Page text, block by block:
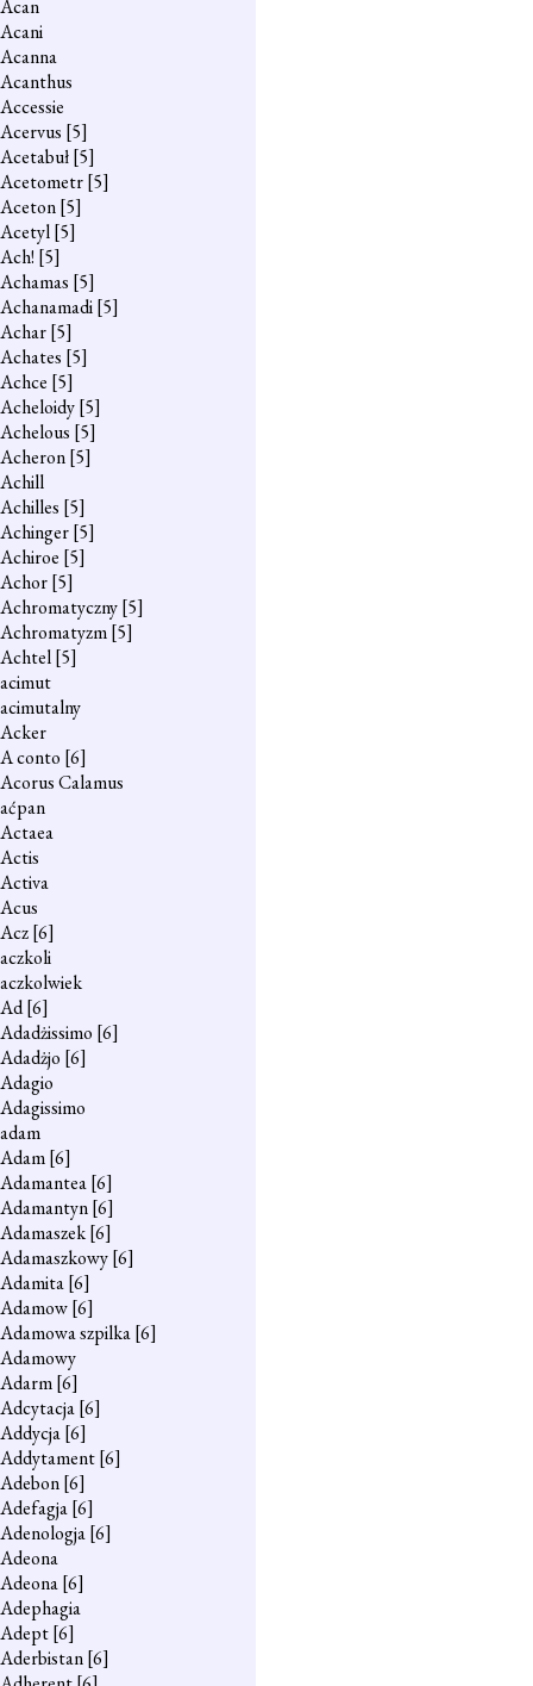
Acan
Acani
Acanna
Acanthus
Accessie
Acervus [5]
Acetabuł[5]
Acetometr[5]
Aceton[5]
Acetyl[5]
Ach! [5]
Achamas [5]
Achanamadi[5]
Achar[5]
Achates [5]
Achce [5]
Acheloidy[5]
Achelous [5]
Acheron[5]
Achill
Achilles [5]
Achinger[5]
Achiroe [5]
Achor[5]
Achromatyczny[5]
Achromatyzm[5]
Achtel[5]
acimut
acimutalny
Acker
A conto [6]
Acorus Calamus
aćpan
Actaea
Actis
Activa
Acus
Acz[6]
aczkoli
aczkolwiek
Ad[6]
Adadżissimo [6]
Adadżjo [6]
Adagio
Adagissimo
adam
Adam[6]
Adamantea[6]
Adamantyn[6]
Adamaszek[6]
Adamaszkowy[6]
Adamita[6]
Adamow[6]
Adamowa szpilka[6]
Adamowy
Adarm[6]
Adcytacja[6]
Addycja[6]
Addytament[6]
Adebon[6]
Adefagja[6]
Adenologja[6]
Adeona
Adeona[6]
Adephagia
Adept[6]
Aderbistan[6]